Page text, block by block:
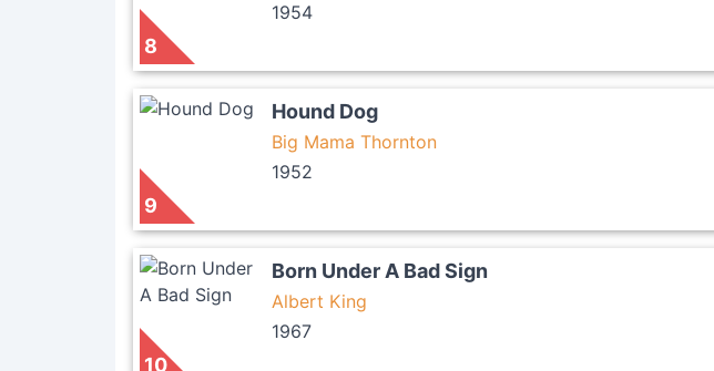
8
1954
9
Hound Dog
Big Mama Thornton
1952
10
Born Under A Bad Sign
Albert King
1967